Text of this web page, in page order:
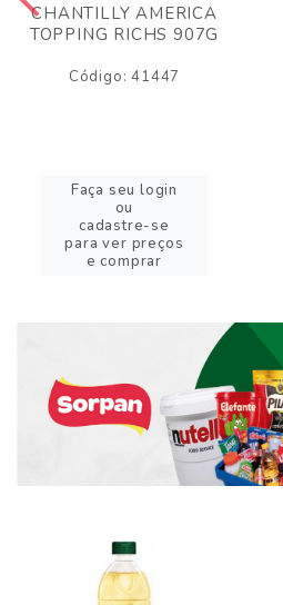
CHANTILLY AMERICA
TOPPING RICHS 907G
Código: 41447
Faça seu login
ou
cadastre-se
para ver preços
e comprar